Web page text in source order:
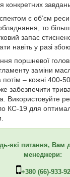
конкретних
є об’єм
то
запас
навіть у разі
поршневої
заміни
– кожні 400-
забезпечити
Використовуйте
КС-19 для
які питання, Вам
менеджери:
+380 (66)-933-